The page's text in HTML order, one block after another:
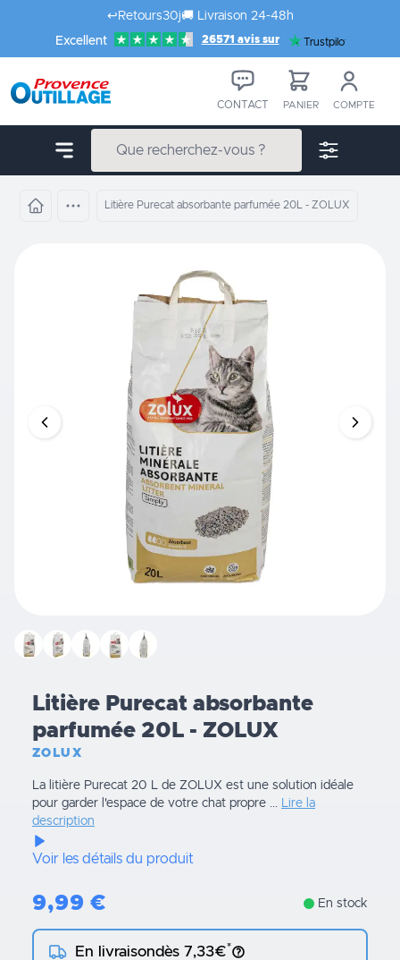
Aller au contenu
↩️ Retours30j🚚 Livraison 24-48h
Excellent
26571 avis sur Trustpilot
CONTACT PANIER COMPTE
Litière Purecat absorbante parfumée 20L - ZOLUX
Litière Purecat absorbante
parfumée 20L - ZOLUX
ZOLUX
La litière Purecat 20 L de ZOLUX est une solution idéale
pour garder l'espace de votre chat propre ... Lire la
description
Voir les détails du produit
9,99 € En stock
En livraisondès 7,33€*